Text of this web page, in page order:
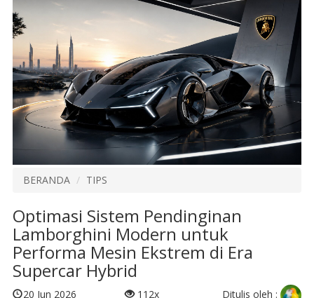
BERANDA TIPS
Optimasi Sistem Pendinginan
Lamborghini Modern untuk
Performa Mesin Ekstrem di Era
Supercar Hybrid
20 Jun 2026 112x
Ditulis oleh :